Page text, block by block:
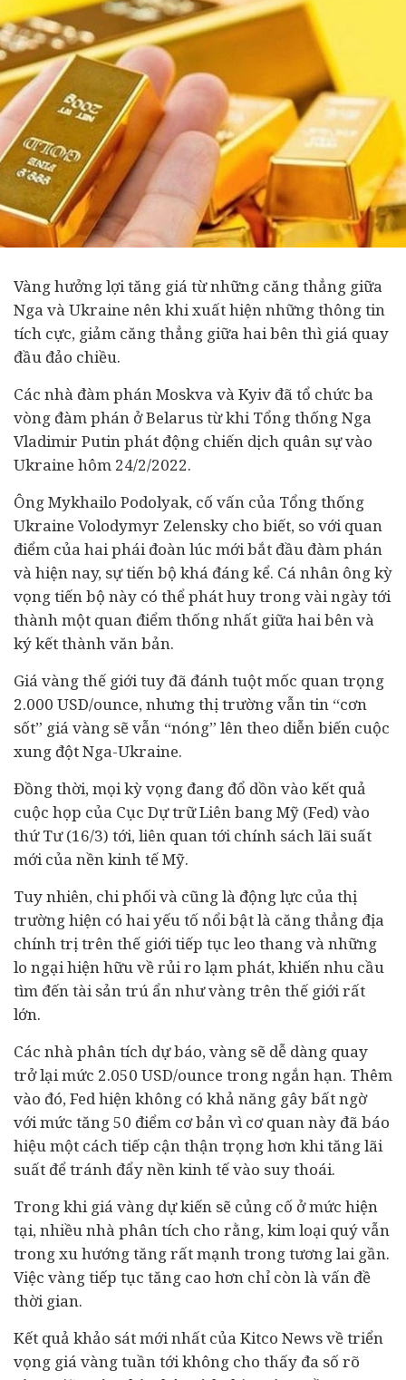
Vàng hưởng lợi tăng giá từ những căng thẳng giữa
Nga và Ukraine nên khi xuất hiện những thông tin
tích cực, giảm căng thẳng giữa hai bên thì giá quay
đầu đảo chiều.
Các nhà đàm phán Moskva và Kyiv đã tổ chức ba
vòng đàm phán ở Belarus từ khi Tổng thống Nga
Vladimir Putin phát động chiến dịch quân sự vào
Ukraine hôm 24/2/2022.
Ông Mykhailo Podolyak, cố vấn của Tổng thống
Ukraine Volodymyr Zelensky cho biết, so với quan
điểm của hai phái đoàn lúc mới bắt đầu đàm phán
và hiện nay, sự tiến bộ khá đáng kể. Cá nhân ông kỳ
vọng tiến bộ này có thể phát huy trong vài ngày tới
thành một quan điểm thống nhất giữa hai bên và
ký kết thành văn bản.
Giá vàng thế giới tuy đã đánh tuột mốc quan trọng
2.000 USD/ounce, nhưng thị trường vẫn tin “cơn
sốt” giá vàng sẽ vẫn “nóng” lên theo diễn biến cuộc
xung đột Nga-Ukraine.
Đồng thời, mọi kỳ vọng đang đổ dồn vào kết quả
cuộc họp của Cục Dự trữ Liên bang Mỹ (Fed) vào
thứ Tư (16/3) tới, liên quan tới chính sách lãi suất
mới của nềnkinh tếMỹ.
Tuy nhiên, chi phối và cũng là động lực của thị
trường hiện có hai yếu tố nổi bật là căng thẳng địa
chính trị trên thế giới tiếp tục leo thang và những
lo ngại hiện hữu về rủi ro lạm phát, khiến nhu cầu
tìm đến tài sản trú ẩn như vàng trên thế giới rất
lớn.
Các nhà phân tích dự báo, vàng sẽ dễ dàng quay
trở lại mức 2.050 USD/ounce trong ngắn hạn. Thêm
vào đó, Fed hiện không có khả năng gây bất ngờ
với mức tăng 50 điểm cơ bản vì cơ quan này đã báo
hiệu một cách tiếp cận thận trọng hơn khi tăng lãi
suất để tránh đẩy nền kinh tế vào suy thoái.
Trong khi giá vàng dự kiến ​​sẽ củng cố ở mức hiện
tại, nhiều nhà phân tích cho rằng, kim loại quý vẫn
trong xu hướng tăng rất mạnh trong tương lai gần.
Việc vàng tiếp tục tăng cao hơn chỉ còn là vấn đề
thời gian.
Kết quả khảo sát mới nhất của Kitco News về triển
vọng giá vàng tuần tới không cho thấy đa số rõ